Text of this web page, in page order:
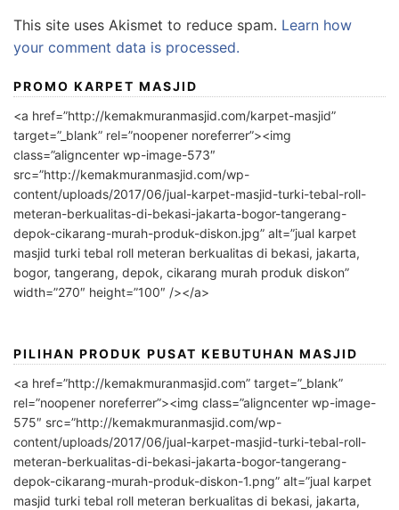
This site uses Akismet to reduce spam. Learn how
your comment data is processed.
PROMO KARPET MASJID
<a href=”http://kemakmuranmasjid.com/karpet-masjid”
target=”_blank” rel=”noopener noreferrer”><img
class=”aligncenter wp-image-573″
src=”http://kemakmuranmasjid.com/wp-
content/uploads/2017/06/jual-karpet-masjid-turki-tebal-roll-
meteran-berkualitas-di-bekasi-jakarta-bogor-tangerang-
depok-cikarang-murah-produk-diskon.jpg” alt=”jual karpet
masjid turki tebal roll meteran berkualitas di bekasi, jakarta,
bogor, tangerang, depok, cikarang murah produk diskon”
width=”270″ height=”100″ /></a>
PILIHAN PRODUK PUSAT KEBUTUHAN MASJID
<a href=”http://kemakmuranmasjid.com” target=”_blank”
rel=”noopener noreferrer”><img class=”aligncenter wp-image-
575″ src=”http://kemakmuranmasjid.com/wp-
content/uploads/2017/06/jual-karpet-masjid-turki-tebal-roll-
meteran-berkualitas-di-bekasi-jakarta-bogor-tangerang-
depok-cikarang-murah-produk-diskon-1.png” alt=”jual karpet
masjid turki tebal roll meteran berkualitas di bekasi, jakarta,